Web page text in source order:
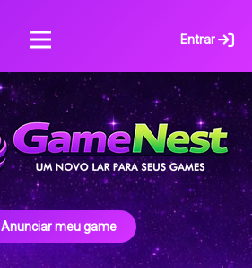
Entrar
Anunciar meu game